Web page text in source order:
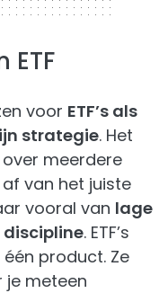
voor ETF’s als
strategie. Het
meerdere
van het juiste
vooral van lage
discipline. ETF’s
product. Ze
je meteen